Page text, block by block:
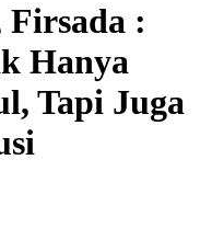
:
Hanya
Tapi Juga